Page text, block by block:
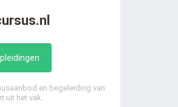
en begeleiding van
uit het vak.